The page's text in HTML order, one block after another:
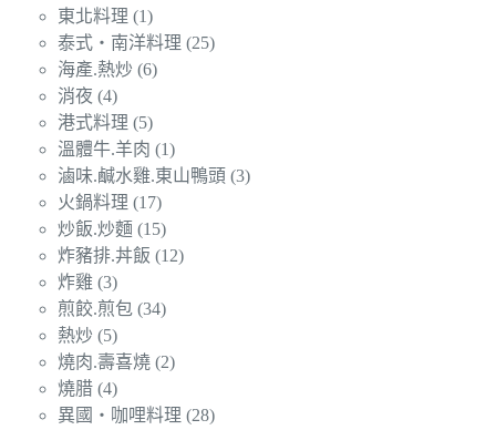
東北料理 (1)
泰式‧南洋料理 (25)
海產.熱炒 (6)
消夜 (4)
港式料理 (5)
溫體牛.羊肉 (1)
滷味.鹹水雞.東山鴨頭 (3)
火鍋料理 (17)
炒飯.炒麵 (15)
炸豬排.丼飯 (12)
炸雞 (3)
煎餃.煎包 (34)
熱炒 (5)
燒肉.壽喜燒 (2)
燒腊 (4)
異國‧咖哩料理 (28)